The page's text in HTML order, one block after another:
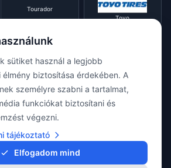
Tourador
Toyo
Triangle
Viking Voyager
sütiket használ a legjobb
élmény biztosítása érdekében. A
személyre szabni a tartalmat,
funkciókat biztosítani és
végezni.
tájékoztató
Elfogadom mind